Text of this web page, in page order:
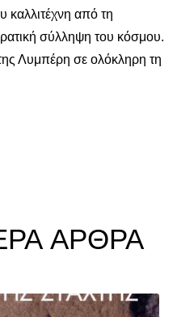
καλλιτέχνη από τη
σύλληψη του κόσμου.
Λυμπέρη σε ολόκληρη τη
ΑΡΘΡΑ